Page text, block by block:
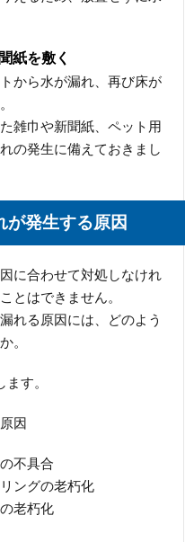
紙を敷く
から水が漏れ、再び床が
雑巾や新聞紙、ペット用
の発生に備えておきまし
が発生する原因
に合わせて対処しなけれ
とはできません。
れる原因には、どのよう
。
す。
因
不具合
ングの老朽化
老朽化